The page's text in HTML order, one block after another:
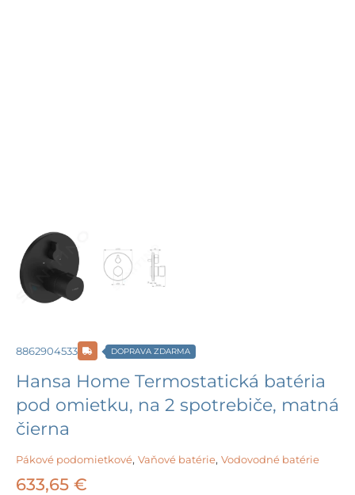
8862904533 DOPRAVA ZDARMA
Hansa Home Termostatická batéria
pod omietku, na 2 spotrebiče, matná
čierna
Pákové podomietkové, Vaňové batérie, Vodovodné batérie
633,65 €